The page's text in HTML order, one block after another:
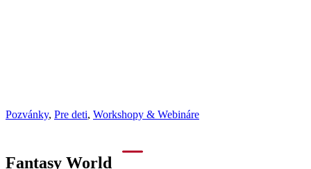
Pozvánky, Pre deti, Workshopy & Webináre
Fantasy World